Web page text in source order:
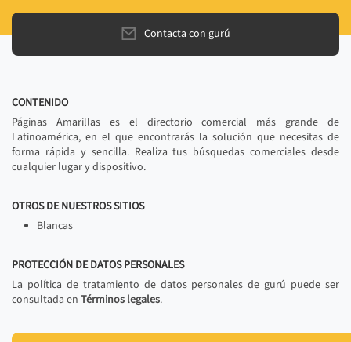
Contacta con gurú
CONTENIDO
Páginas Amarillas es el directorio comercial más grande de
Latinoamérica, en el que encontrarás la solución que necesitas de
forma rápida y sencilla. Realiza tus búsquedas comerciales desde
cualquier lugar y dispositivo.
OTROS DE NUESTROS SITIOS
Blancas
PROTECCIÓN DE DATOS PERSONALES
La política de tratamiento de datos personales de gurú puede ser
consultada en Términos legales.